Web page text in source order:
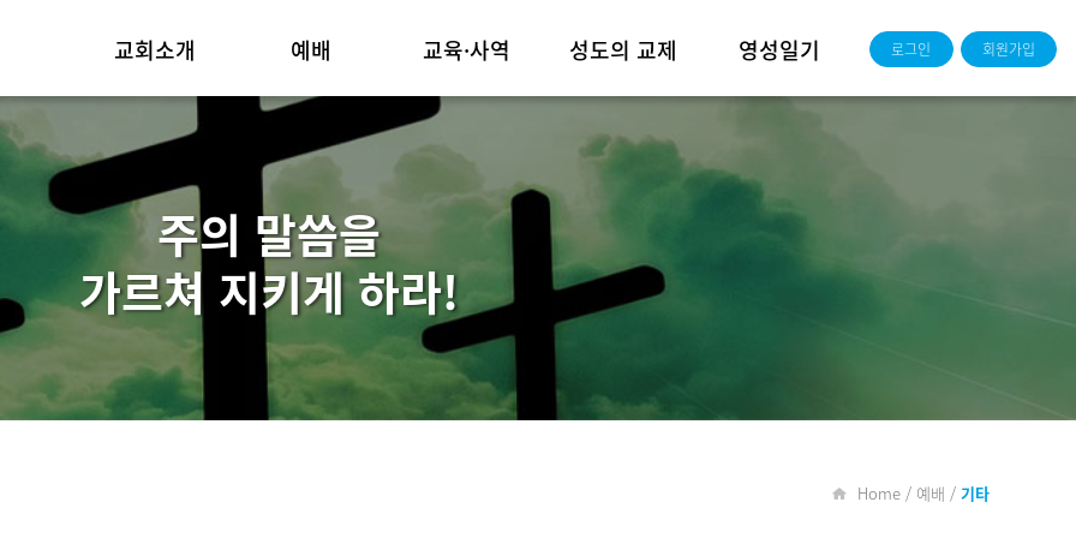
교회소개
예배안내
섬기는 이들
교회둘러보기/조직
예배
3분메시지
소그룹교재
기타
교육·사역
선교
성도의 교제
교우동정
사진
영상
영성일기
청년부
로그인 회원가입
주의 말씀을
가르쳐 지키게 하라!
Home / 예배 / 기타